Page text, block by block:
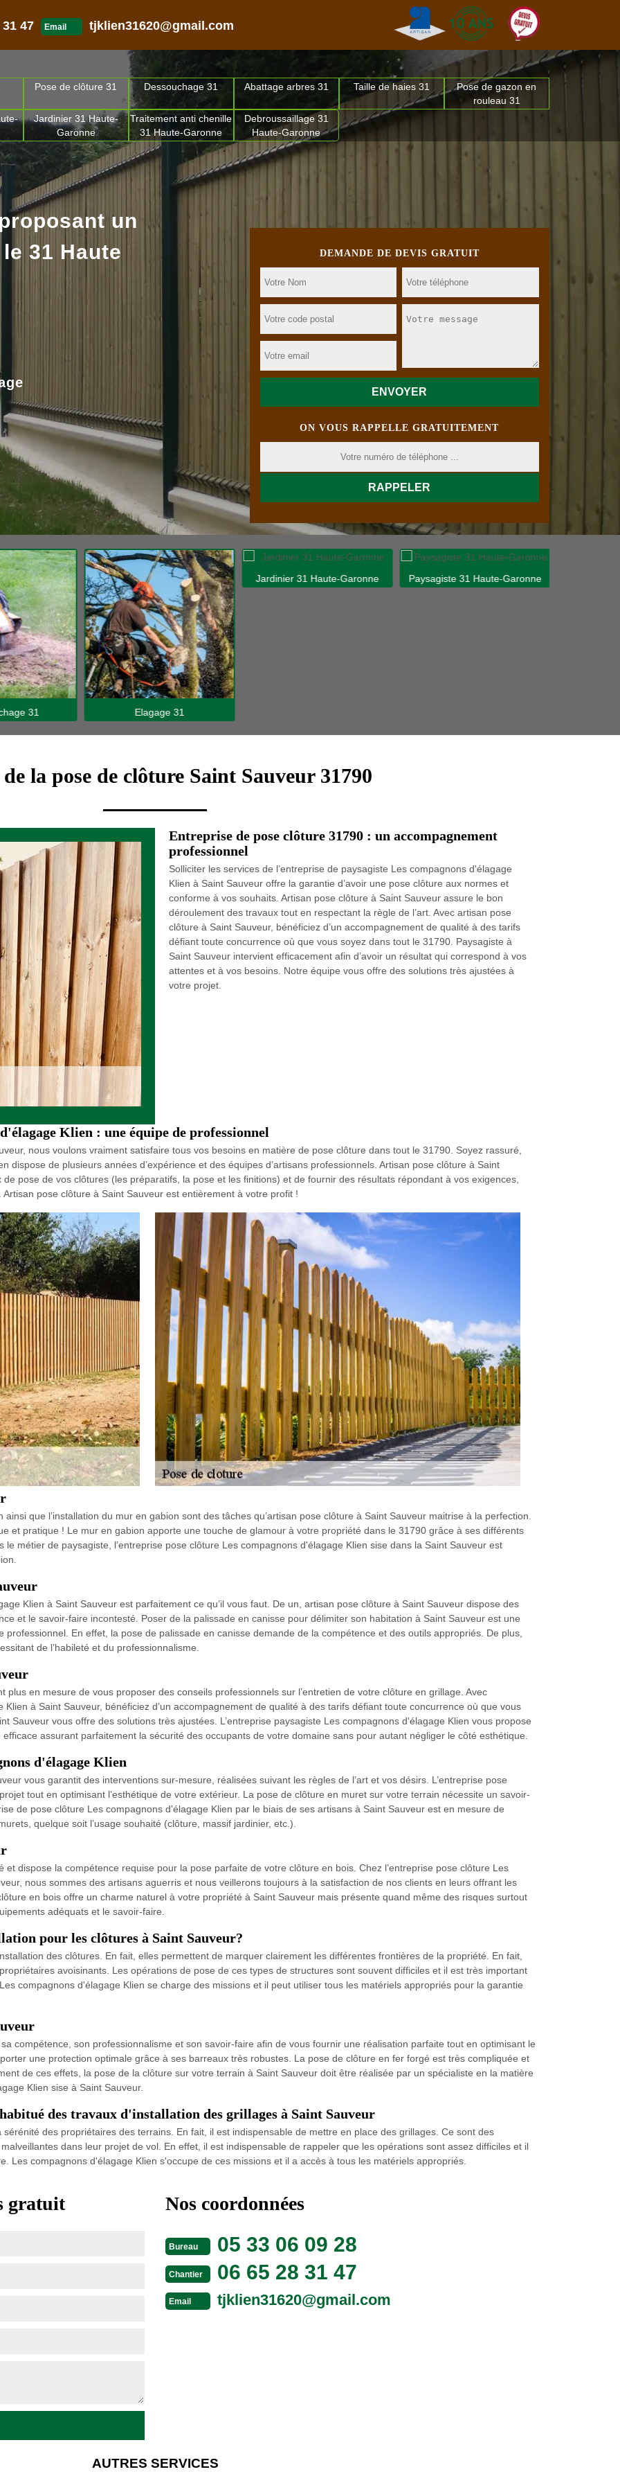
47 Email tjklien31620@gmail.com
Pose de clôture 31 Dessouchage 31 Abattage arbres 31 Taille de haies 31
Pose de gazon en
rouleau 31
Jardinier 31 Haute-
Garonne
Traitement anti chenille
31 Haute-Garonne
Debroussaillage 31
Haute-Garonne
DEMANDE DE DEVIS GRATUIT
ON VOUS RAPPELLE GRATUITEMENT
un
31 Haute
31 Elagage 31
Jardinier 31 Haute-Garonne Paysagiste 31 Haute-Garonne
la pose de clôture Saint Sauveur 31790
Entreprise de pose clôture 31790 : un accompagnement
professionnel
Solliciter les services de l’entreprise de paysagiste Les compagnons d'élagage
Klien à Saint Sauveur offre la garantie d’avoir une pose clôture aux normes et
conforme à vos souhaits. Artisan pose clôture à Saint Sauveur assure le bon
déroulement des travaux tout en respectant la règle de l’art. Avec artisan pose
clôture à Saint Sauveur, bénéficiez d’un accompagnement de qualité à des tarifs
défiant toute concurrence où que vous soyez dans tout le 31790. Paysagiste à
Saint Sauveur intervient efficacement afin d’avoir un résultat qui correspond à vos
attentes et à vos besoins. Notre équipe vous offre des solutions très ajustées à
votre projet.
Klien : une équipe de professionnel
nous voulons vraiment satisfaire tous vos besoins en matière de pose clôture dans tout le 31790. Soyez rassuré,
dispose de plusieurs années d’expérience et des équipes d’artisans professionnels. Artisan pose clôture à Saint
pose de vos clôtures (les préparatifs, la pose et les finitions) et de fournir des résultats répondant à vos exigences,
pose clôture à Saint Sauveur est entièrement à votre profit !
que l’installation du mur en gabion sont des tâches qu’artisan pose clôture à Saint Sauveur maitrise à la perfection.
et pratique ! Le mur en gabion apporte une touche de glamour à votre propriété dans le 31790 grâce à ses différents
le métier de paysagiste, l’entreprise pose clôture Les compagnons d'élagage Klien sise dans la Saint Sauveur est
Klien à Saint Sauveur est parfaitement ce qu’il vous faut. De un, artisan pose clôture à Saint Sauveur dispose des
et le savoir-faire incontesté. Poser de la palissade en canisse pour délimiter son habitation à Saint Sauveur est une
En effet, la pose de palissade en canisse demande de la compétence et des outils appropriés. De plus,
de l’habileté et du professionnalisme.
en mesure de vous proposer des conseils professionnels sur l’entretien de votre clôture en grillage. Avec
à Saint Sauveur, bénéficiez d’un accompagnement de qualité à des tarifs défiant toute concurrence où que vous
Sauveur vous offre des solutions très ajustées. L’entreprise paysagiste Les compagnons d'élagage Klien vous propose
assurant parfaitement la sécurité des occupants de votre domaine sans pour autant négliger le côté esthétique.
d'élagage Klien
vous garantit des interventions sur-mesure, réalisées suivant les règles de l’art et vos désirs. L’entreprise pose
tout en optimisant l’esthétique de votre extérieur. La pose de clôture en muret sur votre terrain nécessite un savoir-
de pose clôture Les compagnons d'élagage Klien par le biais de ses artisans à Saint Sauveur est en mesure de
quelque soit l’usage souhaité (clôture, massif jardinier, etc.).
dispose la compétence requise pour la pose parfaite de votre clôture en bois. Chez l’entreprise pose clôture Les
nous sommes des artisans aguerris et nous veillerons toujours à la satisfaction de nos clients en leurs offrant les
en bois offre un charme naturel à votre propriété à Saint Sauveur mais présente quand même des risques surtout
adéquats et le savoir-faire.
pour les clôtures à Saint Sauveur?
des clôtures. En fait, elles permettent de marquer clairement les différentes frontières de la propriété. En fait,
avoisinants. Les opérations de pose de ces types de structures sont souvent difficiles et il est très important
compagnons d'élagage Klien se charge des missions et il peut utiliser tous les matériels appropriés pour la garantie
compétence, son professionnalisme et son savoir-faire afin de vous fournir une réalisation parfaite tout en optimisant le
une protection optimale grâce à ses barreaux très robustes. La pose de clôture en fer forgé est très compliquée et
de ces effets, la pose de la clôture sur votre terrain à Saint Sauveur doit être réalisée par un spécialiste en la matière
Klien sise à Saint Sauveur.
des travaux d'installation des grillages à Saint Sauveur
des propriétaires des terrains. En fait, il est indispensable de mettre en place des grillages. Ce sont des
dans leur projet de vol. En effet, il est indispensable de rappeler que les opérations sont assez difficiles et il
Les compagnons d'élagage Klien s'occupe de ces missions et il a accès à tous les matériels appropriés.
gratuit Nos coordonnées
Bureau 05 33 06 09 28
Chantier 06 65 28 31 47
Email tjklien31620@gmail.com
AUTRES SERVICES